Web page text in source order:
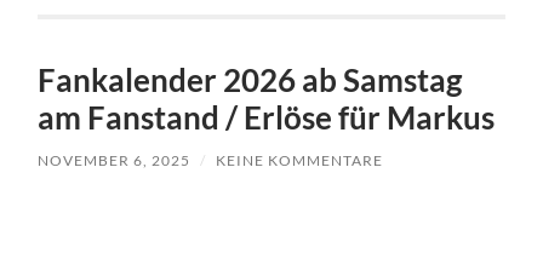
Fankalender 2026 ab Samstag
am Fanstand / Erlöse für Markus
NOVEMBER 6, 2025 / KEINE KOMMENTARE